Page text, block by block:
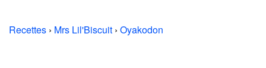
Recettes › Mrs Lil'Biscuit › Oyakodon